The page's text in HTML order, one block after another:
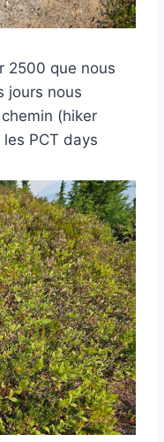
2500 que nous
jours nous
(hiker
PCT days